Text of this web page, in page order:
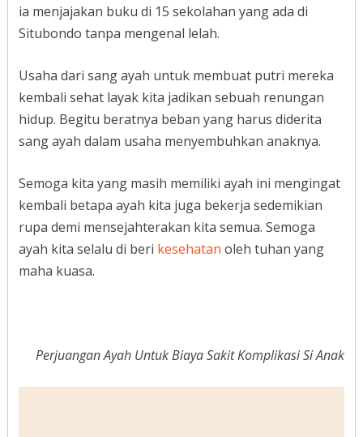
ia menjajakan buku di 15 sekolahan yang ada di
Situbondo tanpa mengenal lelah.
Usaha dari sang ayah untuk membuat putri mereka
kembali sehat layak kita jadikan sebuah renungan
hidup. Begitu beratnya beban yang harus diderita
sang ayah dalam usaha menyembuhkan anaknya.
Semoga kita yang masih memiliki ayah ini mengingat
kembali betapa ayah kita juga bekerja sedemikian
rupa demi mensejahterakan kita semua. Semoga
ayah kita selalu di beri kesehatan oleh tuhan yang
maha kuasa.
Perjuangan Ayah Untuk Biaya Sakit Komplikasi Si Anak